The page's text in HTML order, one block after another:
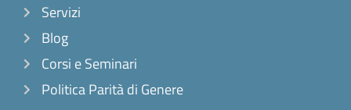
Servizi
Blog
Corsi e Seminari
Politica Parità di Genere